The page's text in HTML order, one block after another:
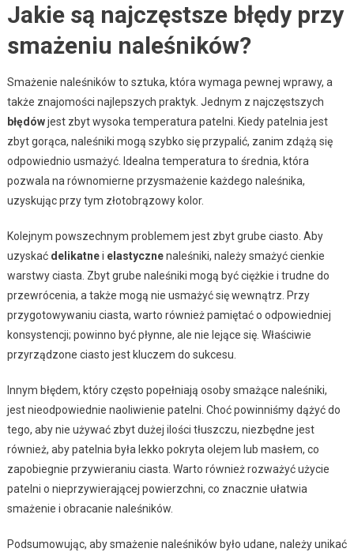
Jakie są najczęstsze błędy przy
smażeniu naleśników?
Smażenie naleśników to sztuka, która wymaga pewnej wprawy, a
także znajomości najlepszych praktyk. Jednym z najczęstszych
błędówjest zbyt wysoka temperatura patelni. Kiedy patelnia jest
zbyt gorąca, naleśniki mogą szybko się przypalić, zanim zdążą się
odpowiednio usmażyć. Idealna temperatura to średnia, która
pozwala na równomierne przysmażenie każdego naleśnika,
uzyskując przy tym złotobrązowy kolor.
Kolejnym powszechnym problemem jest zbyt grube ciasto. Aby
uzyskać delikatnei elastycznenaleśniki, należy smażyć cienkie
warstwy ciasta. Zbyt grube naleśniki mogą być ciężkie i trudne do
przewrócenia, a także mogą nie usmażyć się wewnątrz. Przy
przygotowywaniu ciasta, warto również pamiętać o odpowiedniej
konsystencji; powinno być płynne, ale nie lejące się. Właściwie
przyrządzone ciasto jest kluczem do sukcesu.
Innym błędem, który często popełniają osoby smażące naleśniki,
jest nieodpowiednie naoliwienie patelni. Choć powinniśmy dążyć do
tego, aby nie używać zbyt dużej ilości tłuszczu, niezbędne jest
również, aby patelnia była lekko pokryta olejem lub masłem, co
zapobiegnie przywieraniu ciasta. Warto również rozważyć użycie
patelni o nieprzywierającej powierzchni, co znacznie ułatwia
smażenie i obracanie naleśników.
Podsumowując, aby smażenie naleśników było udane, należy unikać